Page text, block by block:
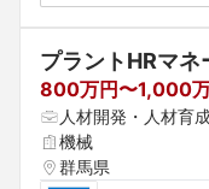
プラントHRマ
800万円〜1,000
人材開発・人材育
事コンサルタント
機械
群馬県